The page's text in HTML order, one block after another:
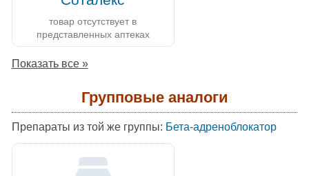
товар отсутствует в
представленных аптеках
Показать все »
Групповые аналоги
Препараты из той же группы: Бета-адреноблокатор